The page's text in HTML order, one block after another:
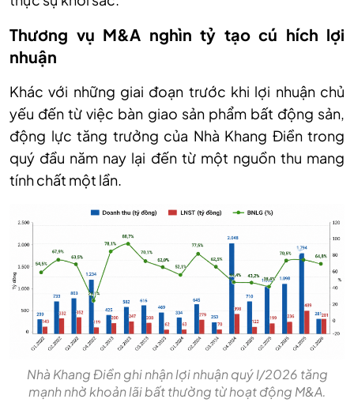
Thương vụ M&A nghìn tỷ tạo cú hích lợi
nhuận
Khác với những giai đoạn trước khi lợi nhuận chủ
yếu đến từ việc bàn giao sản phẩm bất động sản,
động lực tăng trưởng của Nhà Khang Điền trong
quý đầu năm nay lại đến từ một nguồn thu mang
tính chất một lần.
Nhà Khang Điền ghi nhận lợi nhuận quý I/2026 tăng
mạnh nhờ khoản lãi bất thường từ hoạt động M&A.